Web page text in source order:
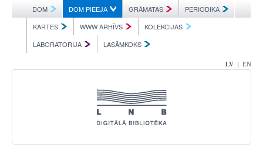
DOM DOM PIEEJA GRĀMATAS
PERIODIKA
KARTES
WWW ARHĪVS
KOLEKCIJAS
LABORATORIJA
LASĀMKOKS
LV | EN